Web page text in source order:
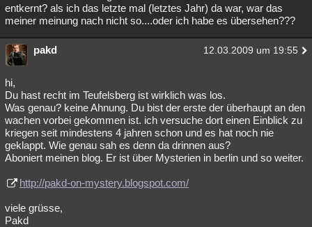
entkernt? als ich das letzte mal (letztes Jahr) da war, war das
meiner meinung nach nicht so....oder ich habe es übersehen???
pakd 12.03.2009 um 19:55
hi,
Du hast recht im Teufelsberg ist wirklich was los.
Was genau? keine Ahnung. Du bist der erste der überhaupt an den
wachen vorbei gekommen ist. ich versuche dort einen Einblick zu
kriegen seit mindestens 4 jahren schon und es hat noch nie
geklappt. Wie genau sah es denn da drinnen aus?
Aboniert meinen blog. Er ist über Mysterien in berlin und so weiter.
http://pakd-on-mystery.blogspot.com/
viele grüsse,
Pakd